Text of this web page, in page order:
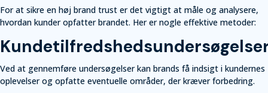
For at sikre en høj brand trust er det vigtigt at måle og analysere,
hvordan kunder opfatter brandet. Her er nogle effektive metoder:
Ved at gennemføre undersøgelser kan brands få indsigt i kundernes
oplevelser og opfatte eventuelle områder, der kræver forbedring.